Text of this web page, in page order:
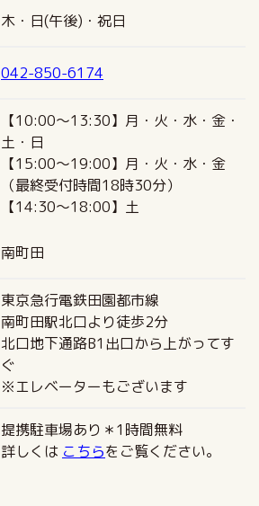
木・日(午後)・祝日
042-850-6174
【10:00〜13:30】月・火・水・金・
土・日
【15:00〜19:00】月・火・水・金
（最終受付時間18時30分）
【14:30～18:00】土
南町田
東京急行電鉄田園都市線
南町田駅北口より徒歩2分
北口地下通路B1出口から上がってす
ぐ
※エレベーターもございます
提携駐車場あり＊1時間無料
詳しくは こちらをご覧ください。